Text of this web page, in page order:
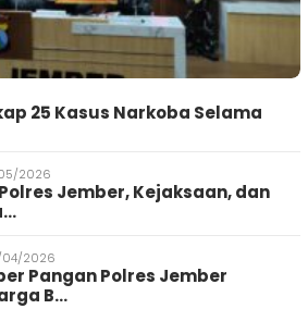
25 Kasus Narkoba Selama
2026
Jember, Kejaksaan, dan
2026
Pangan Polres Jember
B…